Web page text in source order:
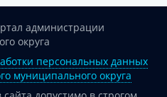
администрации
округа
персональных данных
муниципального округа